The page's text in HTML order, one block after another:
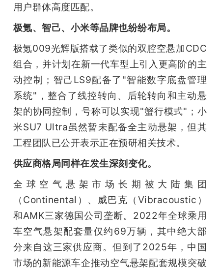
用户群体高度匹配。
极氪、智己、小米等品牌也纷纷布局。
极氪009光辉版搭载了类似的双腔空悬加CDC
组合，并计划在新一代车型上引入更高阶的主
动控制；智己LS9配备了"智能数字底盘管理
系统"，整合了线控转向、后轮转向和主动悬
架的协同控制，号称可以实现"蟹行模式"；小
米SU7 Ultra虽然暂未配备全主动悬架，但其
工程团队已公开表示正在预研相关技术。
供应商格局同样在发生深刻变化。
全球空气悬架市场长期被大陆集团
（Continental）、威巴克（Vibracoustic）
和AMK三家德国公司垄断。2022年全球乘用
车空气悬架配套量仅约69万辆，其中绝大部
分来自这三家供应商。但到了2025年，中国
市场的新能源车企推动空气悬架配套规模突破